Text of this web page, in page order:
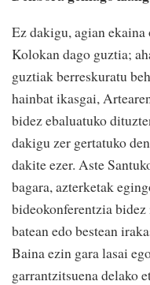
Ez dakigu, agian
Kolokan dago guztia;
guztiak berreskuratu
hainbat ikasgai,
bidez ebaluatuko
dakigu zer gertatuko
dakite ezer. Aste
bagara, azterketak
bideokonferentzia
batean edo bestean
Baina ezin gara lasai
garrantzitsuena delako